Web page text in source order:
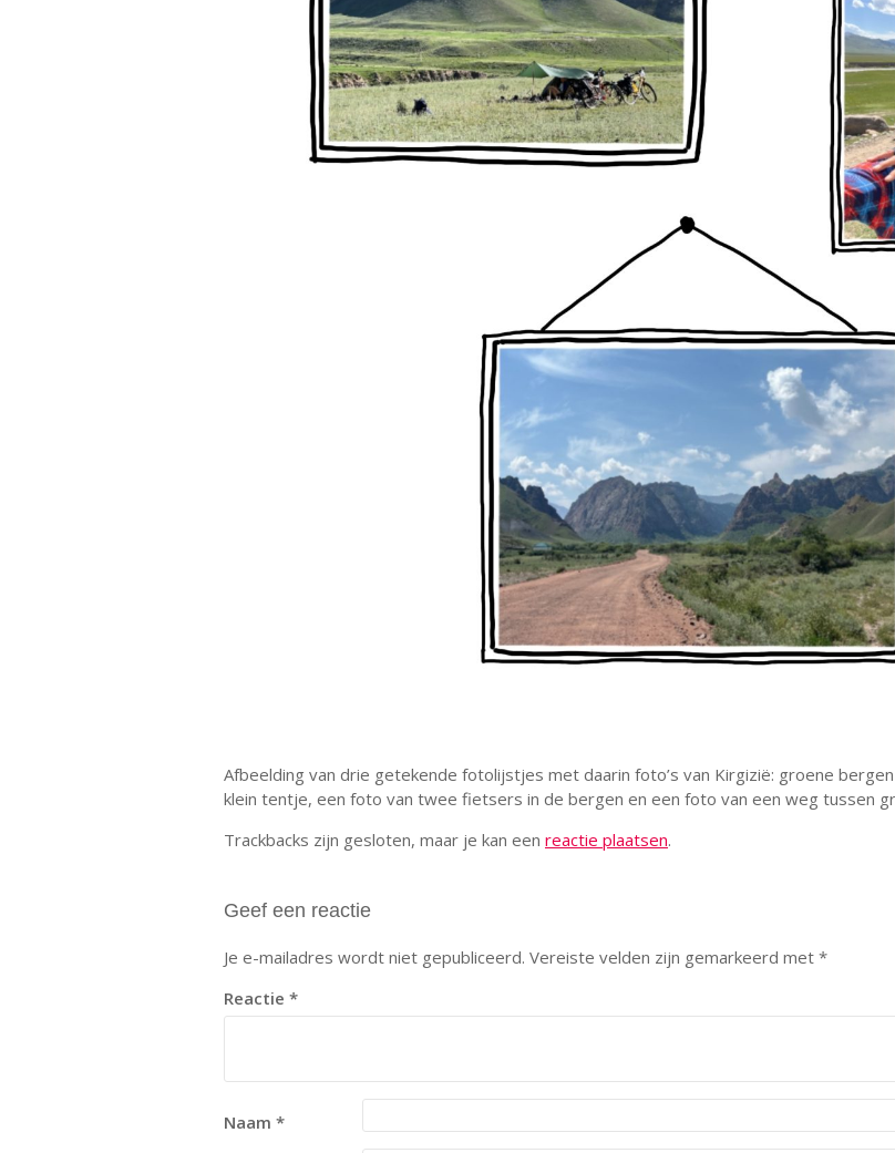
Afbeelding van drie getekende fotolijstjes met daarin foto’s van Kirgizië: groene
klein tentje, een foto van twee fietsers in de bergen en een foto van een weg tussen
Trackbacks zijn gesloten, maar je kan een reactie plaatsen.
Geef een reactie
Je e-mailadres wordt niet gepubliceerd. Vereiste velden zijn gemarkeerd met *
Reactie *
Naam *